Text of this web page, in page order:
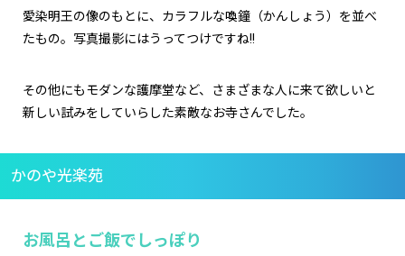
愛染明王の像のもとに、カラフルな喚鐘（かんしょう）を並べ
たもの。写真撮影にはうってつけですね!!
その他にもモダンな護摩堂など、さまざまな人に来て欲しいと
新しい試みをしていらした素敵なお寺さんでした。
かのや光楽苑
お風呂とご飯でしっぽり